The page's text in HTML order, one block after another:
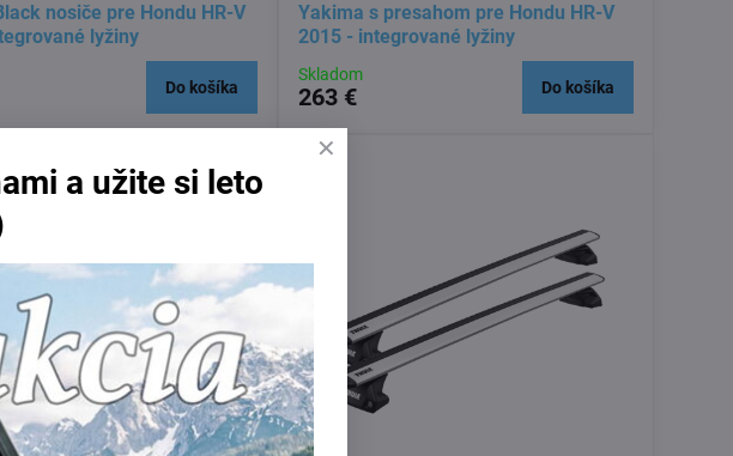
nosiče pre Hondu HR-V
lyžiny
Do košíka
Yakima s presahom pre Hondu HR-V
2015 - integrované lyžiny
Skladom
263 € Do košíka
a užite si leto